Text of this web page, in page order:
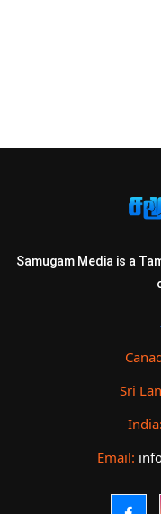
Samugam Media is a
Sri
India:
Email: